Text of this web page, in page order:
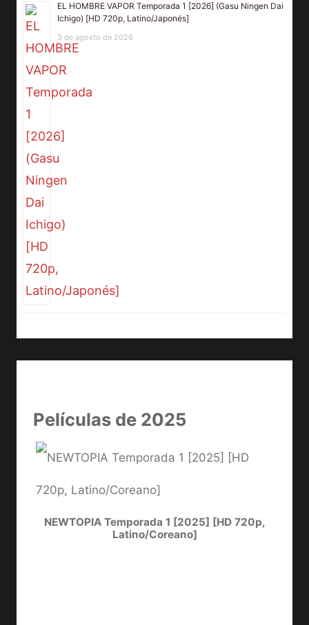
EL HOMBRE VAPOR Temporada 1 [2026] (Gasu Ningen Dai
Ichigo) [HD 720p, Latino/Japonés]
3 de agosto de 2026
Películas de 2025
NEWTOPIA Temporada 1 [2025] [HD 720p,
Latino/Coreano]